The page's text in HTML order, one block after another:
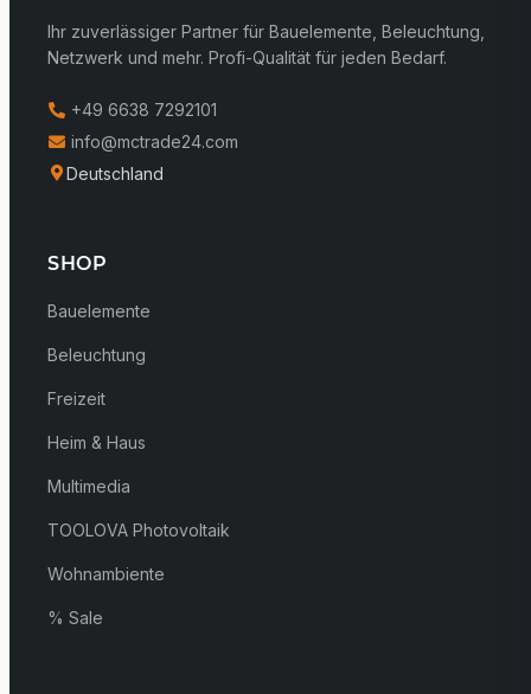
Ihr zuverlässiger Partner für Bauelemente, Beleuchtung,
Netzwerk und mehr. Profi-Qualität für jeden Bedarf.
+49 6638 7292101
info@mctrade24.com
Deutschland
SHOP
Bauelemente
Beleuchtung
Freizeit
Heim & Haus
Multimedia
TOOLOVA Photovoltaik
Wohnambiente
% Sale